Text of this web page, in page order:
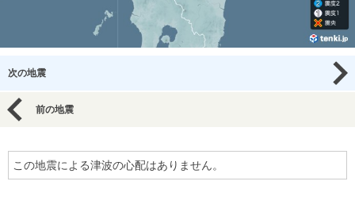
次の地震
前の地震
この地震による津波の心配はありません。